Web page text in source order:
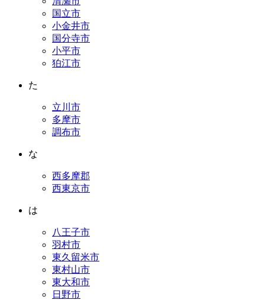
国立市
小金井市
国分寺市
小平市
狛江市
た
立川市
多摩市
調布市
な
西多摩郡
西東京市
は
八王子市
羽村市
東久留米市
東村山市
東大和市
日野市